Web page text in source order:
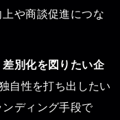
や商談促進につな
別化を図りたい企
自性を打ち出したい
ディング手段で